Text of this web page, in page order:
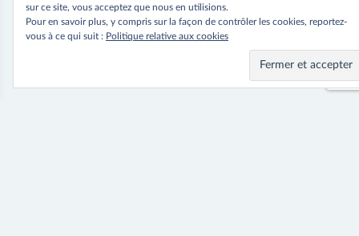
sur ce site, vous acceptez que nous en utilisions.
Pour en savoir plus, y compris sur la façon de contrôler les cookies, reportez-
vous à ce qui suit : Politique relative aux cookies